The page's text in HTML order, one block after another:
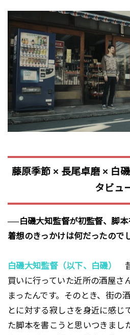
藤原季節 × 長尾卓磨 × 白
タビュ
──白磯大知監督が初監督、脚本
着想のきっかけは何だったので
白磯大知監督（以下、白磯）
買いに行っていた近所の酒屋さ
まったんです。そのとき、街の
とに対する寂しさを身近に感じ
た脚本を書こうと思いつきまし